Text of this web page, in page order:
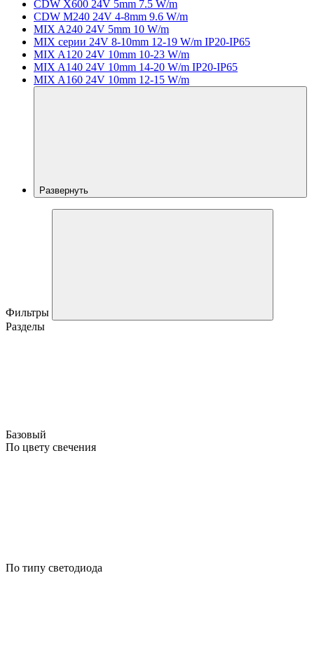
CDW X600 24V 5mm 7.5 W/m
CDW M240 24V 4-8mm 9.6 W/m
MIX A240 24V 5mm 10 W/m
MIX серии 24V 8-10mm 12-19 W/m IP20-IP65
MIX A120 24V 10mm 10-23 W/m
MIX A140 24V 10mm 14-20 W/m IP20-IP65
MIX A160 24V 10mm 12-15 W/m
Развернуть
Фильтры
Разделы
Базовый
По цвету свечения
По типу светодиода